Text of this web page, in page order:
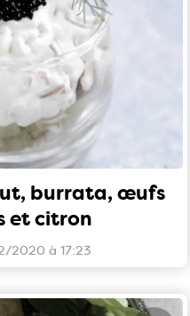
burrata, œufs
et citron
2020 à 17:23